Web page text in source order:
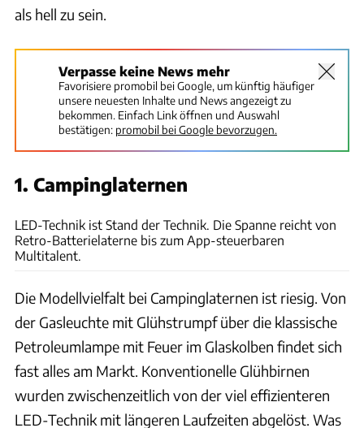
als hell zu sein.
Verpasse keine News mehr
Favorisiere promobil bei Google, um künftig häufiger
unsere neuesten Inhalte und News angezeigt zu
bekommen. Einfach Link öffnen und Auswahl
bestätigen: promobil bei Google bevorzugen.
1. Campinglaternen
LED-Technik ist Stand der Technik. Die Spanne reicht von
Retro-Batterielaterne bis zum App-steuerbaren
Multitalent.
Die Modellvielfalt bei Campinglaternen ist riesig. Von
der Gasleuchte mit Glühstrumpf über die klassische
Petroleumlampe mit Feuer im Glaskolben findet sich
fast alles am Markt. Konventionelle Glühbirnen
wurden zwischenzeitlich von der viel effizienteren
LED-Technik mit längeren Laufzeiten abgelöst. Was